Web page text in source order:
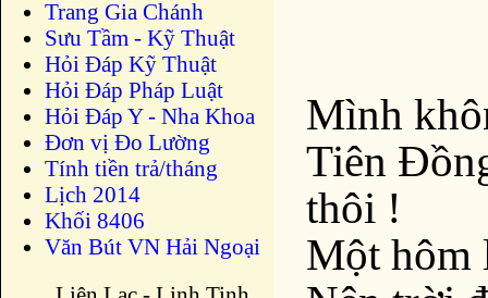
Trang Gia Chánh
Sưu Tầm - Kỹ Thuật
Hỏi Đáp Kỹ Thuật
Hỏi Đáp Pháp Luật
Hỏi Đáp Y - Nha Khoa
Đơn vị Đo Lường
Tính tiền trả/tháng
Lịch 2014
Khối 8406
Văn Bút VN Hải Ngoại
Mình
Tiên
thôi !
Một hôm